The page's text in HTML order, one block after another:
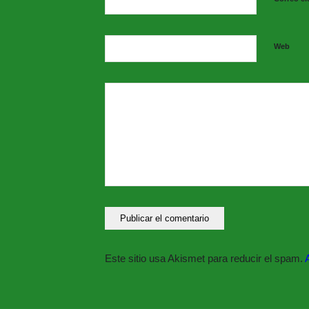
Web
Este sitio usa Akismet para reducir el spam.